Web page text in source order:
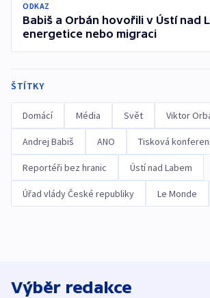
ODKAZ
Babiš a Orbán hovořili v Ústí nad
energetice nebo migraci
ŠTÍTKY
Domácí Média Svět Viktor
Andrej Babiš ANO Tisková
Reportéři bez hranic Ústí nad Labem
Úřad vlády České republiky Le Monde
Výběr redakce